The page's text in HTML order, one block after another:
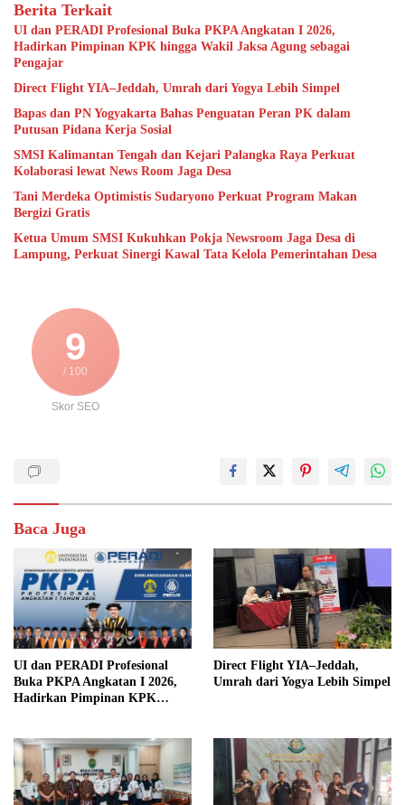
Berita Terkait
UI dan PERADI Profesional Buka PKPA Angkatan I 2026,
Hadirkan Pimpinan KPK hingga Wakil Jaksa Agung sebagai
Pengajar
Direct Flight YIA–Jeddah, Umrah dari Yogya Lebih Simpel
Bapas dan PN Yogyakarta Bahas Penguatan Peran PK dalam
Putusan Pidana Kerja Sosial
SMSI Kalimantan Tengah dan Kejari Palangka Raya Perkuat
Kolaborasi lewat News Room Jaga Desa
Tani Merdeka Optimistis Sudaryono Perkuat Program Makan
Bergizi Gratis
Ketua Umum SMSI Kukuhkan Pokja Newsroom Jaga Desa di
Lampung, Perkuat Sinergi Kawal Tata Kelola Pemerintahan Desa
9
/ 100
Skor SEO
Baca Juga
UI dan PERADI Profesional
Buka PKPA Angkatan I 2026,
Hadirkan Pimpinan KPK
Direct Flight YIA–Jeddah,
Umrah dari Yogya Lebih Simpel